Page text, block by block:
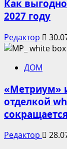
Как
2027 году
Редактор
ДОМ
«Метриум»
отделкой
сокращается
Редактор